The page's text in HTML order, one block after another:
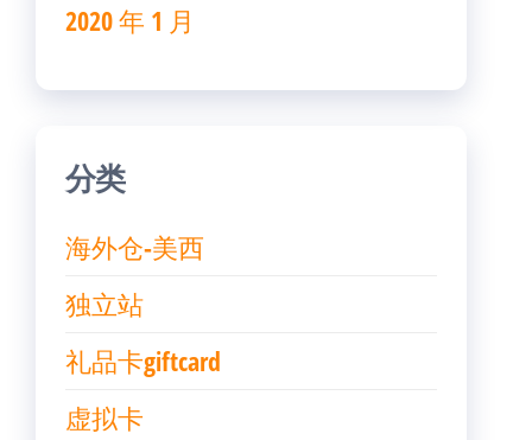
2020 年 1 月
分类
海外仓-美西
独立站
礼品卡giftcard
虚拟卡